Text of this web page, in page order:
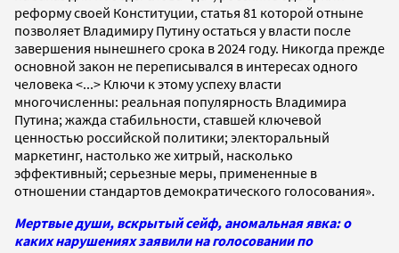
реформу своей Конституции, статья 81 которой отныне
позволяет Владимиру Путину остаться у власти после
завершения нынешнего срока в 2024 году. Никогда прежде
основной закон не переписывался в интересах одного
человека <...> Ключи к этому успеху власти
многочисленны: реальная популярность Владимира
Путина; жажда стабильности, ставшей ключевой
ценностью российской политики; электоральный
маркетинг, настолько же хитрый, насколько
эффективный; серьезные меры, примененные в
отношении стандартов демократического голосования».
Мертвые души, вскрытый сейф, аномальная явка: о
каких нарушениях заявили на голосовании по